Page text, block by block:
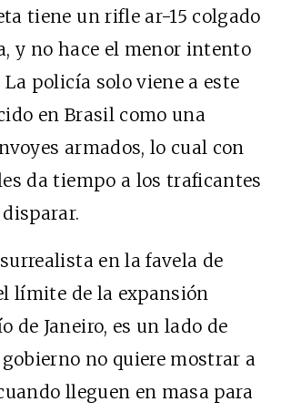
tiene un rifle ar-15 colgado
y no hace el menor intento
policía solo viene a este
en Brasil como una
armados, lo cual con
da tiempo a los traficantes
en la favela de
límite de la expansión
de Janeiro, es un lado de
no quiere mostrar a
lleguen en masa para